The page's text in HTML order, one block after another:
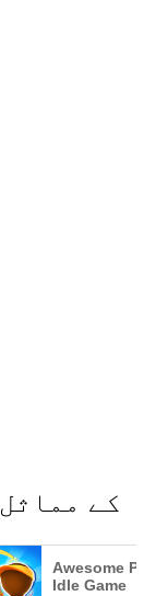
Candy Crush Soda Saga کے مماثل
Awesome
Idle Game